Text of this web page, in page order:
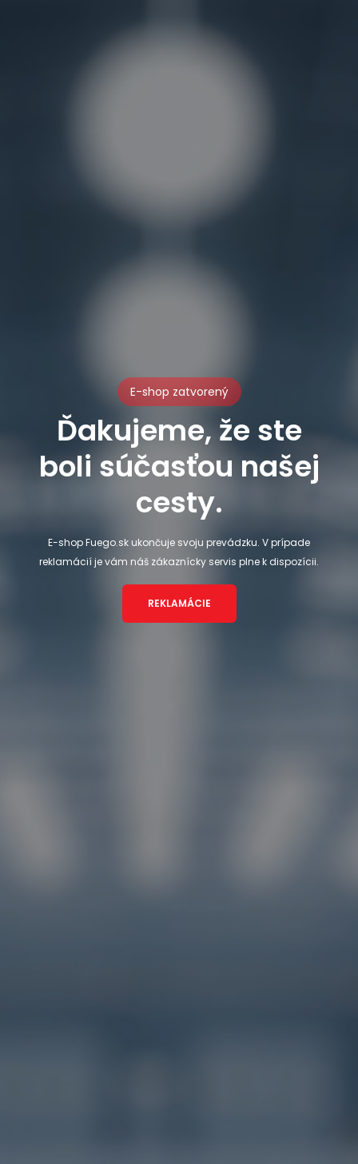
E-shop zatvorený
Ďakujeme, že ste
boli súčasťou našej
cesty.
E-shop Fuego.sk ukončuje svoju prevádzku. V prípade
reklamácií je vám náš zákaznícky servis plne k dispozícii.
REKLAMÁCIE